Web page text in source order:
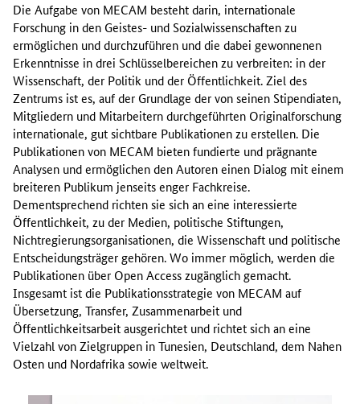
Die Aufgabe von MECAM besteht darin, internationale
Forschung in den Geistes- und Sozialwissenschaften zu
ermöglichen und durchzuführen und die dabei gewonnenen
Erkenntnisse in drei Schlüsselbereichen zu verbreiten: in der
Wissenschaft, der Politik und der Öffentlichkeit. Ziel des
Zentrums ist es, auf der Grundlage der von seinen Stipendiaten,
Mitgliedern und Mitarbeitern durchgeführten Originalforschung
internationale, gut sichtbare Publikationen zu erstellen. Die
Publikationen von MECAM bieten fundierte und prägnante
Analysen und ermöglichen den Autoren einen Dialog mit einem
breiteren Publikum jenseits enger Fachkreise.
Dementsprechend richten sie sich an eine interessierte
Öffentlichkeit, zu der Medien, politische Stiftungen,
Nichtregierungsorganisationen, die Wissenschaft und politische
Entscheidungsträger gehören. Wo immer möglich, werden die
Publikationen über Open Access zugänglich gemacht.
Insgesamt ist die Publikationsstrategie von MECAM auf
Übersetzung, Transfer, Zusammenarbeit und
Öffentlichkeitsarbeit ausgerichtet und richtet sich an eine
Vielzahl von Zielgruppen in Tunesien, Deutschland, dem Nahen
Osten und Nordafrika sowie weltweit.